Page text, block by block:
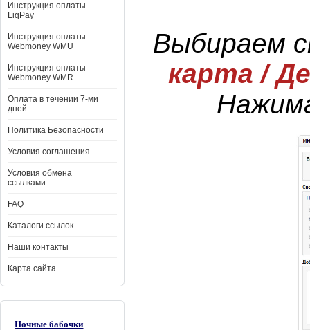
Инструкция оплаты
LiqPay
Инструкция оплаты
Webmoney WMU
Инструкция оплаты
Webmoney WMR
Оплата в течении 7-ми
дней
Политика Безопасности
Условия соглашения
Условия обмена
ссылками
FAQ
Каталоги ссылок
Наши контакты
Карта сайта
Ночные бабочки
Выбираем
карта /